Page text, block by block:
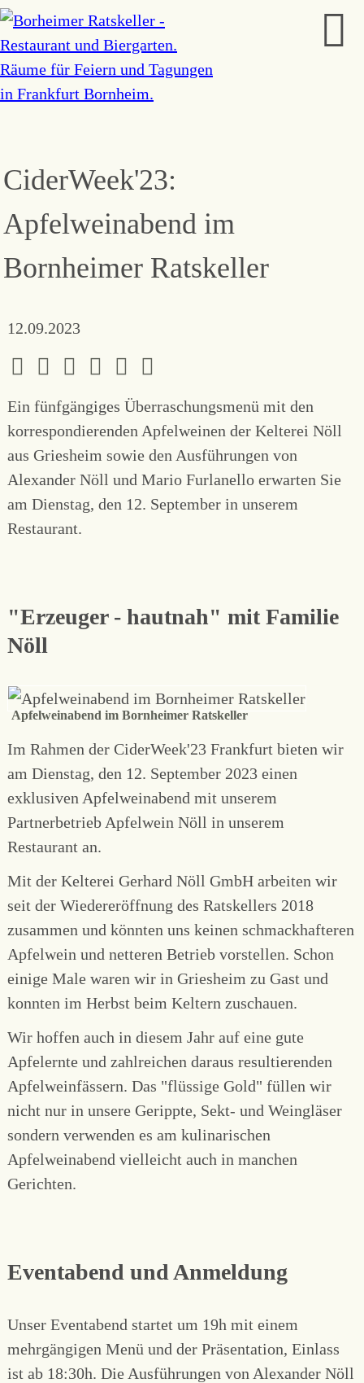
CiderWeek'23:
Apfelweinabend im
Bornheimer Ratskeller
12.09.2023
Ein fünfgängiges Überraschungsmenü mit den
korrespondierenden Apfelweinen der Kelterei Nöll
aus Griesheim sowie den Ausführungen von
Alexander Nöll und Mario Furlanello erwarten Sie
am Dienstag, den 12. September in unserem
Restaurant.
"Erzeuger - hautnah" mit Familie
Nöll
Apfelweinabend im Bornheimer Ratskeller
Im Rahmen der CiderWeek'23 Frankfurt bieten wir
am Dienstag, den 12. September 2023 einen
exklusiven Apfelweinabend mit unserem
Partnerbetrieb Apfelwein Nöll in unserem
Restaurant an.
Mit der Kelterei Gerhard Nöll GmbH arbeiten wir
seit der Wiedereröffnung des Ratskellers 2018
zusammen und könnten uns keinen schmackhafteren
Apfelwein und netteren Betrieb vorstellen. Schon
einige Male waren wir in Griesheim zu Gast und
konnten im Herbst beim Keltern zuschauen.
Wir hoffen auch in diesem Jahr auf eine gute
Apfelernte und zahlreichen daraus resultierenden
Apfelweinfässern. Das "flüssige Gold" füllen wir
nicht nur in unsere Gerippte, Sekt- und Weingläser
sondern verwenden es am kulinarischen
Apfelweinabend vielleicht auch in manchen
Gerichten.
Eventabend und Anmeldung
Unser Eventabend startet um 19h mit einem
mehrgängigen Menü und der Präsentation, Einlass
ist ab 18:30h. Die Ausführungen von Alexander Nöll